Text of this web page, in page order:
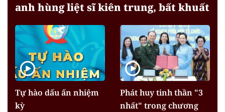
anh hùng liệt sĩ kiên trung, bất khuất
Tự hào dấu ấn nhiệm
kỳ
Phát huy tinh thần "3
nhất" trong chương